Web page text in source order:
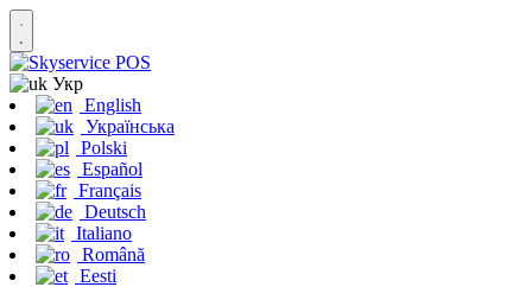
Укр
English
Українська
Polski
Español
Français
Deutsch
Italiano
Română
Eesti